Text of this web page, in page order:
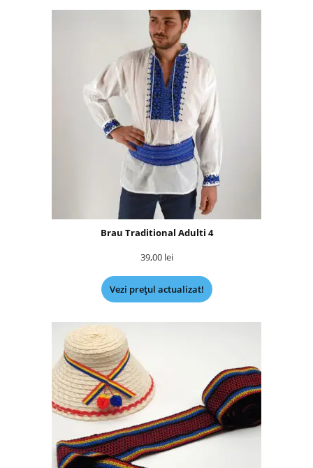
Brau Traditional Adulti 4
39,00 lei
Vezi prețul actualizat!